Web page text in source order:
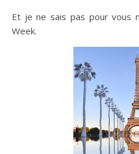
Et je ne sais pas pour vous
Week.